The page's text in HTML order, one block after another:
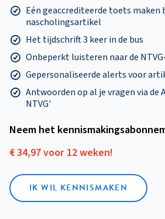
Eén geaccrediteerde toets maken
nascholingsartikel
Het tijdschrift 3 keer in de bus
Onbeperkt luisteren naar de
Gepersonaliseerde alerts voor
Antwoorden op al je vragen via de
NTVG'
Neem het
€ 34,97 voor 12 weken!
IK WIL KENNISMAKEN